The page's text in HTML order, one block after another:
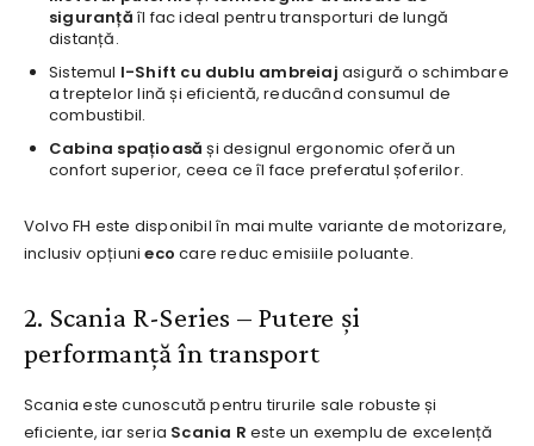
siguranță îl fac ideal pentru transporturi de lungă
distanță.
Sistemul I-Shift cu dublu ambreiaj asigură o schimbare
a treptelor lină și eficientă, reducând consumul de
combustibil.
Cabina spațioasă și designul ergonomic oferă un
confort superior, ceea ce îl face preferatul șoferilor.
Volvo FH este disponibil în mai multe variante de motorizare,
inclusiv opțiunieco care reduc emisiile poluante.
2. Scania R-Series – Putere și
performanță în transport
Scania este cunoscută pentru tirurile sale robuste și
eficiente, iar seria Scania R este un exemplu de excelență